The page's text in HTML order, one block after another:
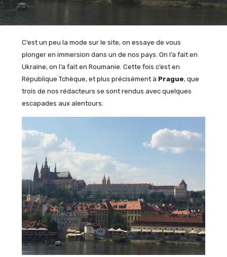
C’est un peu la mode sur le site, on essaye de vous
plonger en immersion dans un de nos pays. On l’a fait en
Ukraine, on l’a fait en Roumanie. Cette fois c’est en
République Tchèque, et plus précisément à Prague, que
trois de nos rédacteurs se sont rendus avec quelques
escapades aux alentours.